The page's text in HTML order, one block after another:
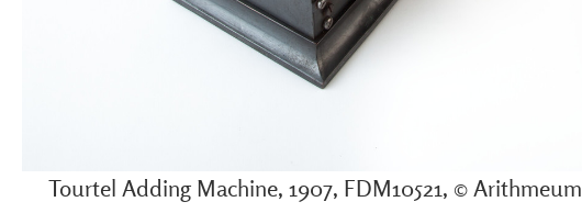
Tourtel Adding Machine, 1907, FDM10521, © Arithmeum